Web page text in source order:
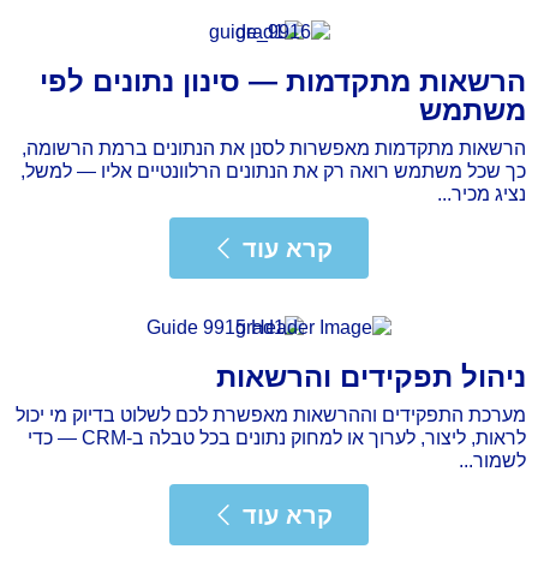
הרשאות מתקדמות — סינון נתונים לפי
משתמש
הרשאות מתקדמות מאפשרות לסנן את הנתונים ברמת הרשומה,
כך שכל משתמש רואה רק את הנתונים הרלוונטיים אליו — למשל,
נציג מכיר...
קרא עוד
ניהול תפקידים והרשאות
מערכת התפקידים וההרשאות מאפשרת לכם לשלוט בדיוק מי יכול
לראות, ליצור, לערוך או למחוק נתונים בכל טבלה ב-CRM — כדי
לשמור...
קרא עוד